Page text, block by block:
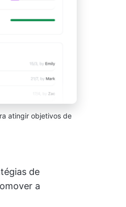
atingir objetivos de
de
a